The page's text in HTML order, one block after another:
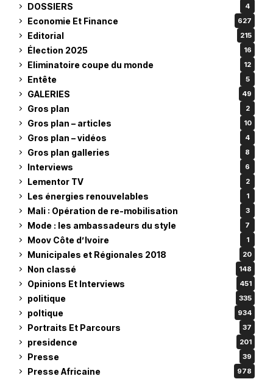
DOSSIERS 4
Economie Et Finance 627
Editorial 215
Élection 2025 16
Eliminatoire coupe du monde 12
Entête 5
GALERIES 49
Gros plan 2
Gros plan – articles 10
Gros plan – vidéos 4
Gros plan galleries 8
Interviews 6
Lementor TV 2
Les énergies renouvelables 1
Mali : Opération de re-mobilisation 3
Mode : les ambassadeurs du style 7
Moov Côte d’Ivoire 1
Municipales et Régionales 2018 20
Non classé 148
Opinions Et Interviews 451
politique 335
poltique 934
Portraits Et Parcours 37
presidence 201
Presse 39
Presse Africaine 978